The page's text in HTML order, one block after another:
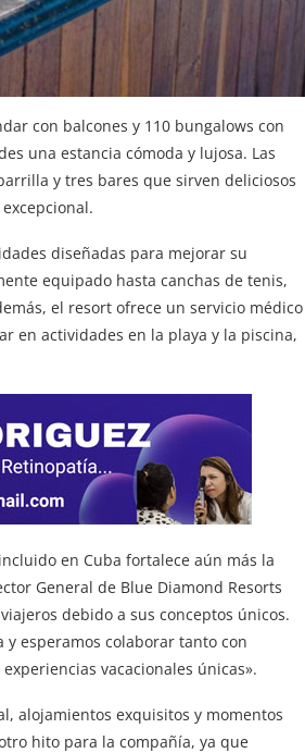
con balcones y 110 bungalows con
una estancia cómoda y lujosa. Las
y tres bares que sirven deliciosos
diseñadas para mejorar su
equipado hasta canchas de tenis,
el resort ofrece un servicio médico
en actividades en la playa y la piscina,
en Cuba fortalece aún más la
General de Blue Diamond Resorts
debido a sus conceptos únicos.
esperamos colaborar tanto con
vacacionales únicas».
alojamientos exquisitos y momentos
hito para la compañía, ya que